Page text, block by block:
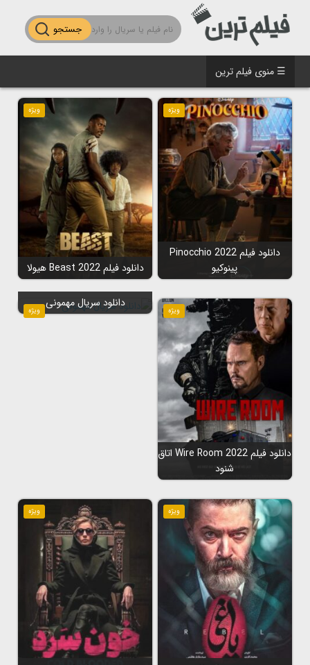
جستجو
☰ منوی فیلم ترین
ویژه
دانلود فیلم Pinocchio 2022
پینوکیو
ویژه
دانلود فیلم Beast 2022 هیولا
ویژه
دانلود فیلم Wire Room 2022 اتاق
شنود
ویژه
دانلود سریال مهمونی
ویژه ویژه